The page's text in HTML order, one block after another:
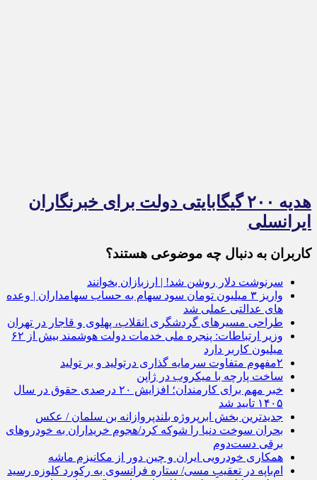
هدیه ۲۰۰ گیگابایتی دولت برای خبرنگاران
ایرانسلی
کاربران به دنبال چه موضوعی هستند؟
سرنوشت دلار روشن شد! | ارزبازان بخوانند
واریز ۳ میلیون تومان سود سهام به حساب سهامداران | وعده
های عدالتی عملی شد
طراحی مسیرهای گردشگری انقلاب، پهلوی و قاجار در تهران
وزیر ارتباطات: پنجره ملی خدمات دولت هوشمند بیش از ۶۲
میلیون کاربر دارد
۲مفهوم متفاوت سرمایه گذاری درتولید و بر تولید
ساخت پارچه با میکروب‌ در ژاپن
خبر مهم برای کارمندان؛ افزایش ۲۰ درصدی حقوق در سال
۱۴۰۵ تایید شد
جدیدترین بخش ابرپروژه بلندپروازانه بن‌ سلمان / عکس
بحران سوخت دنیا را شوکه کرد/هجوم خریداران به خودرو‌های
برقی دست‌دوم
همکاری خودرویی ایران و چین دور از مکانیزم ماشه
ام‌باپه در تعقیبِ مسی/ ستاره فرانسوی به رکورد کلوزه رسید